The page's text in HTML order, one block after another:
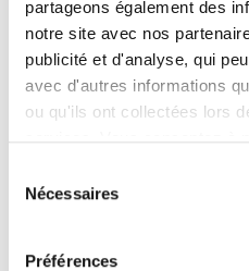
partageons également des
notre site avec nos
publicité et d'analyse, qui
avec d'autres informations
ou qu'ils ont collectées lors
Nécessaires
Préférences